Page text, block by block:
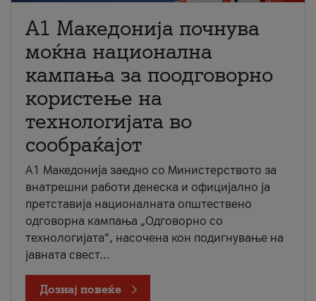
A1 Македонија почнува
моќна национална
кампања за поодговорно
користење на
технологијата во
сообраќајот
A1 Македонија заедно со Министерството за
внатрешни работи денеска и официјално ја
претставија националната општествено
одговорна кампања „Одговорно со
технологијата“, насочена кон подигнување на
јавната свест...
Дознај повеќе